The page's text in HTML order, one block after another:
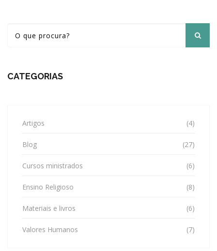
CATEGORIAS
Artigos (4)
Blog (27)
Cursos ministrados (6)
Ensino Religioso (8)
Materiais e livros (6)
Valores Humanos (7)